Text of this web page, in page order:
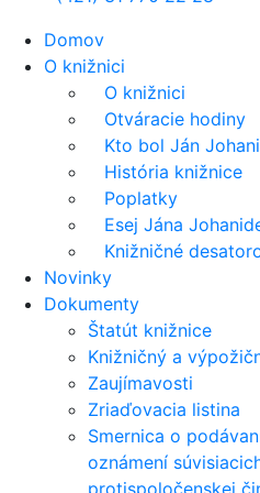
Domov
O knižnici
O knižnici
Otváracie hodiny
Kto bol Ján
História knižnice
Poplatky
Esej Jána
Knižničné
Novinky
Dokumenty
Štatút knižnice
Knižničný a
Zaujímavosti
Zriaďovacia listina
Smernica o
oznámení